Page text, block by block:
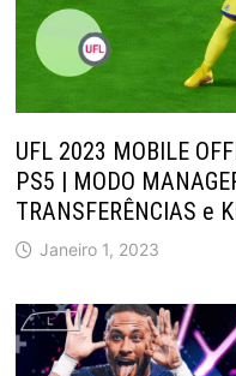
UFL 2023 MOBILE
PS5 | MODO
TRANSFERÊNCIAS e
Janeiro 1, 2023